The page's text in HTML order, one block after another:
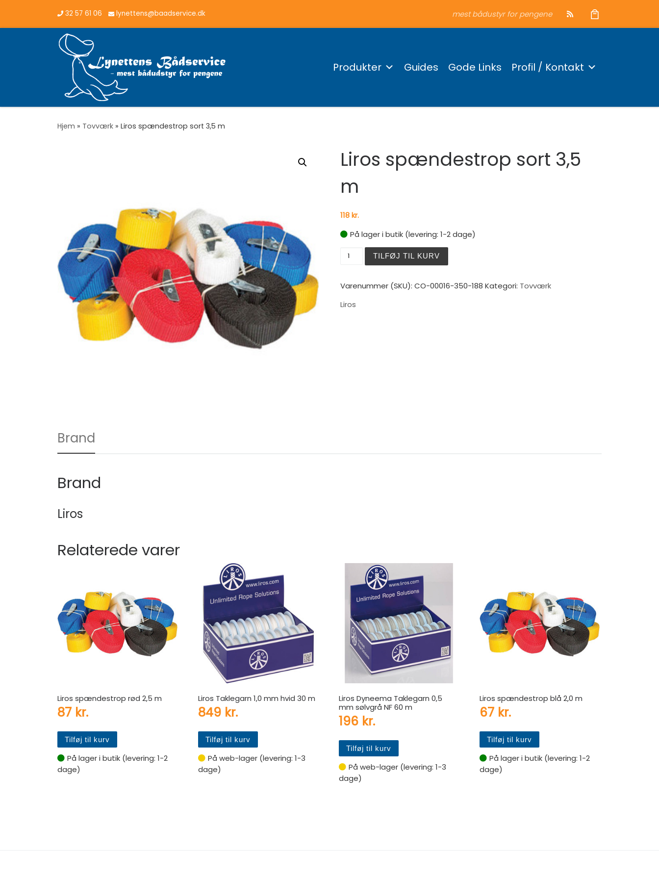
Vis hele indholdet32 57 61 06 lynettens@baadservice.dk mest bådustyr for pengene
Produkter Guides Gode Links Profil / Kontakt
Hjem » Tovværk » Liros spændestrop sort 3,5 m
Liros spændestrop sort 3,5
m
118kr.
På lager i butik (levering: 1-2 dage)
TILFØJ TIL KURV
Varenummer (SKU):CO-00016-350-188 Kategori: Tovværk
Liros
Brand
Brand
Liros
Relaterede varer
Liros spændestrop rød 2,5 m
87 kr.
Tilføj til kurv
På lager i butik (levering: 1-2
dage)
Liros Taklegarn 1,0 mm hvid 30 m
849 kr.
Tilføj til kurv
På web-lager (levering: 1-3
dage)
Liros Dyneema Taklegarn 0,5
mm sølvgrå NF 60 m
196 kr.
Tilføj til kurv
På web-lager (levering: 1-3
dage)
Liros spændestrop blå 2,0 m
67 kr.
Tilføj til kurv
På lager i butik (levering: 1-2
dage)